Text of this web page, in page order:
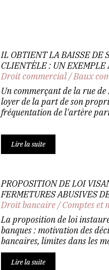
IL OBTIENT LA BAISSE DE
CLIENTÈLE : UN EXEMPLE
Droit commercial/Baux
Un commerçant de la rue
loyer de la part de son
fréquentation de l'artère
Lire la suite
PROPOSITION DE LOI
FERMETURES ABUSIVES
Droit bancaire/Comptes et
La proposition de loi
banques : motivation des
bancaires, limites dans les
Lire la suite